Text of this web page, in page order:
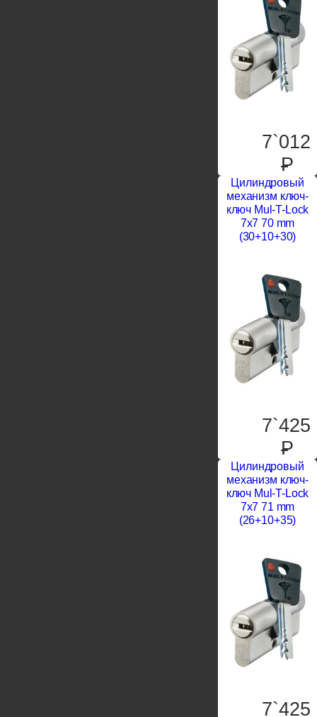
7`012
P
Цилиндровый
механизм ключ-
ключ Mul-T-Lock
7x7 70 mm
(30+10+30)
7`425
P
Цилиндровый
механизм ключ-
ключ Mul-T-Lock
7x7 71 mm
(26+10+35)
7`425